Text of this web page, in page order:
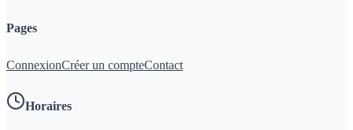
Pages
ConnexionCréer un compteContact
Horaires